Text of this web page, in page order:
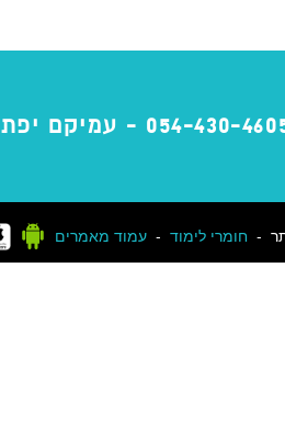
054-430- - עמיקם יפת
חומרי לימוד - עמוד מאמרים